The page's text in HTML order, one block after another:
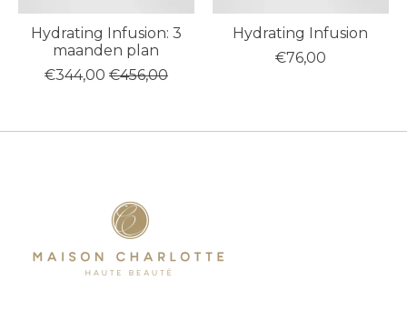
Hydrating Infusion: 3
maanden plan
€344,00 €456,00
Hydrating Infusion
€76,00